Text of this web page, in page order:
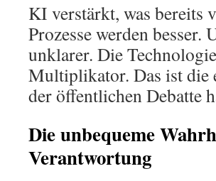
KI verstärkt, was bereits
Prozesse werden
unklarer. Die
Multiplikator. Das ist die
der öffentlichen Debatte
Die unbequeme
Verantwortung